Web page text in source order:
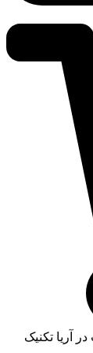
آریا تکنیک